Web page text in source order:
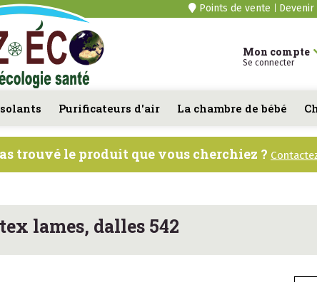
Points de vente
Mon compte
Se connecter
Purificateurs d'air La chambre de bébé
trouvé le produit que vous cherchiez ?
lames, dalles 542